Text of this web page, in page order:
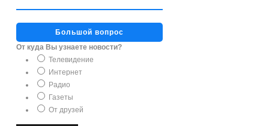
Большой вопрос
От куда Вы узнаете новости?
Телевидение
Интернет
Радио
Газеты
От друзей